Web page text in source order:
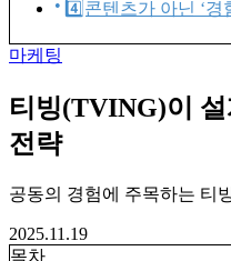
4️⃣콘텐츠가 아닌 ‘경
마케팅
티빙(TVING)이 설
전략
공동의 경험에 주목하는 티
2025.11.19
목차